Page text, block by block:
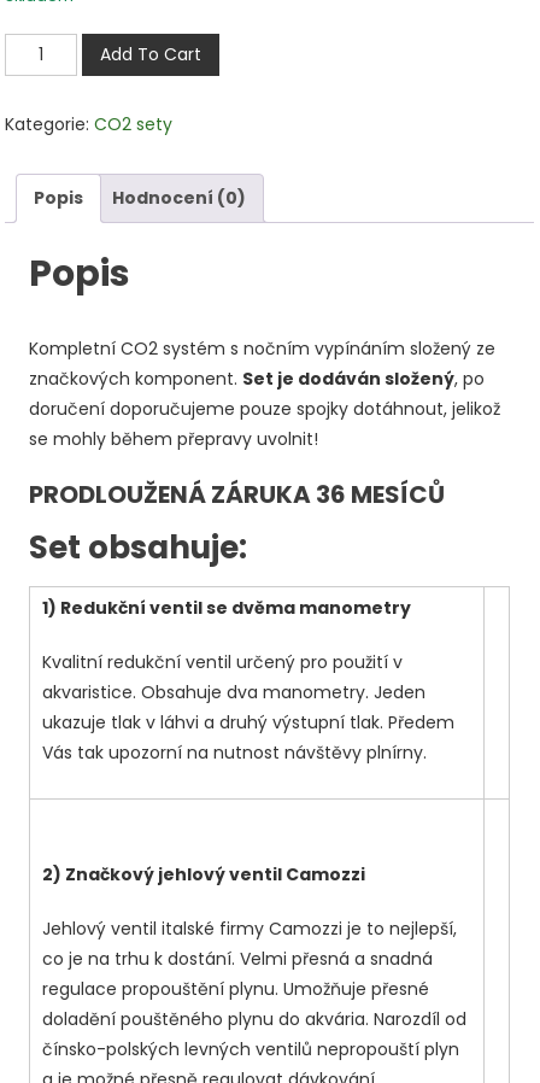
CO2
set
nočním
vypínáním
závitem
3/4
láhve
množství
Add To Cart
Kategorie:CO2 sety
Popis Hodnocení (0)
Popis
Kompletní CO2 systém s nočním vypínáním složený ze
značkových komponent. Set je dodáván složený, po
doručení doporučujeme pouze spojky dotáhnout, jelikož
se mohly během přepravy uvolnit!
PRODLOUŽENÁ ZÁRUKA 36 MESÍCŮ
Set obsahuje:
1) Redukční ventil se dvěma manometry
Kvalitní redukční ventil určený pro použití v
akvaristice. Obsahuje dva manometry. Jeden
ukazuje tlak v láhvi a druhý výstupní tlak. Předem
Vás tak upozorní na nutnost návštěvy plnírny.
2) Značkový jehlový ventil Camozzi
Jehlový ventil italské firmy Camozzi je to nejlepší,
co je na trhu k dostání. Velmi přesná a snadná
regulace propouštění plynu. Umožňuje přesné
doladění pouštěného plynu do akvária. Narozdíl od
čínsko-polských levných ventilů nepropouští plyn